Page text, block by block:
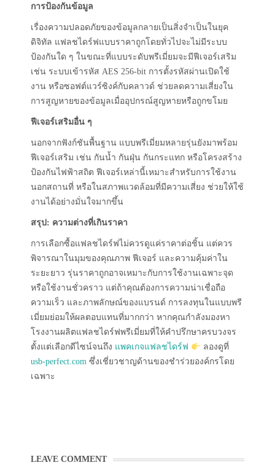
การป้องกันข้อมูล
เรื่องความปลอดภัยของข้อมูลกลายเป็นสิ่งจำเป็นในยุค
ดิจิทัล แฟลชไดร์ฟแบบราคาถูกโดยทั่วไปจะไม่มีระบบ
ป้องกันใด ๆ ในขณะที่แบบระดับพรีเมี่ยมจะมีฟีเจอร์เสริม
เช่น ระบบเข้ารหัส AES 256-bit การตั้งรหัสผ่านเปิดใช้
งาน หรือซอฟต์แวร์ซิงค์กับคลาวด์ ช่วยลดความเสี่ยงใน
การสูญหายของข้อมูลเมื่ออุปกรณ์สูญหายหรือถูกขโมย
ฟีเจอร์เสริมอื่น ๆ
นอกจากฟังก์ชันพื้นฐาน แบบพรีเมี่ยมหลายรุ่นยังมาพร้อม
ฟีเจอร์เสริม เช่น กันน้ำ กันฝุ่น กันกระแทก หรือโครงสร้าง
ป้องกันไฟฟ้าสถิต ฟีเจอร์เหล่านี้เหมาะสำหรับการใช้งาน
นอกสถานที่ หรือในสภาพแวดล้อมที่มีความเสี่ยง ช่วยให้ใช้
งานได้อย่างมั่นใจมากขึ้น
สรุป: ความต่างที่เกินราคา
การเลือกซื้อแฟลชไดร์ฟไม่ควรดูแค่ราคาต่อชิ้น แต่ควร
พิจารณาในมุมของคุณภาพ ฟีเจอร์ และความคุ้มค่าใน
ระยะยาว รุ่นราคาถูกอาจเหมาะกับการใช้งานเฉพาะจุด
หรือใช้งานชั่วคราว แต่ถ้าคุณต้องการความน่าเชื่อถือ
ความเร็ว และภาพลักษณ์ของแบรนด์ การลงทุนในแบบพรี
เมี่ยมย่อมให้ผลตอบแทนที่มากกว่า หากคุณกำลังมองหา
โรงงานผลิตแฟลชไดร์ฟพรีเมี่ยมที่ให้คำปรึกษาครบวงจร
ตั้งแต่เลือกดีไซน์จนถึง แพคเกจแฟลชไดร์ฟ
ลองดูที่
usb-perfect.com ซึ่งเชี่ยวชาญด้านของชำร่วยองค์กรโดย
เฉพาะ
LEAVE COMMENT